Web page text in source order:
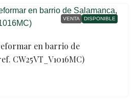
VENTA DISPONIBLE
en barrio de
CW25VT_V1016MC)